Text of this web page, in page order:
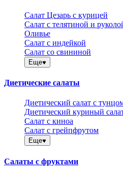
Салат Цезарь с курицей
Салат с телятиной и
Оливье
Салат с индейкой
Салат со свининой
Еще
Диетические салаты
Диетический салат с
Диетический куриный
Салат с киноа
Салат с грейпфрутом
Еще
Салаты с фруктами